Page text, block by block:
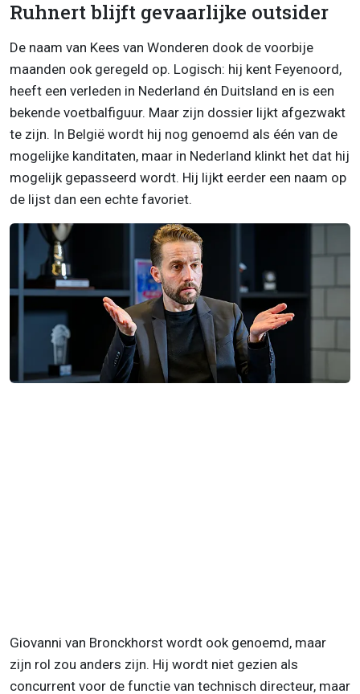
Ruhnert blijft gevaarlijke outsider
De naam van Kees van Wonderen dook de voorbije
maanden ook geregeld op. Logisch: hij kent Feyenoord,
heeft een verleden in Nederland én Duitsland en is een
bekende voetbalfiguur. Maar zijn dossier lijkt afgezwakt
te zijn. In België wordt hij nog genoemd als één van de
mogelijke kanditaten, maar in Nederland klinkt het dat hij
mogelijk gepasseerd wordt. Hij lijkt eerder een naam op
de lijst dan een echte favoriet.
Giovanni van Bronckhorst wordt ook genoemd, maar
zijn rol zou anders zijn. Hij wordt niet gezien als
concurrent voor de functie van technisch directeur, maar